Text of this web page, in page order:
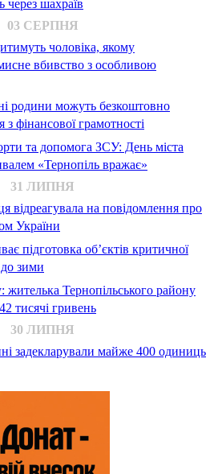
через шахраїв
03 СЕРПНЯ
чоловіка, якому
вбивство з особливою
родини можуть безкоштовно
фінансової грамотності
та допомога ЗСУ: День міста
«Тернопіль вражає»
31 ЛИПНЯ
відреагувала на повідомлення про
України
підготовка об’єктів критичної
зими
Тернопільського району
тисячі гривень
30 ЛИПНЯ
задекларували майже 400 одиниць